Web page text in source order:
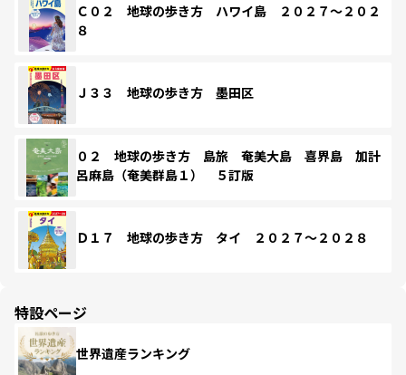
Ｃ０２ 地球の歩き方 ハワイ島 ２０２７～２０２
８
Ｊ３３ 地球の歩き方 墨田区
０２ 地球の歩き方 島旅 奄美大島 喜界島 加計
呂麻島（奄美群島１） ５訂版
Ｄ１７ 地球の歩き方 タイ ２０２７～２０２８
特設ページ
世界遺産ランキング